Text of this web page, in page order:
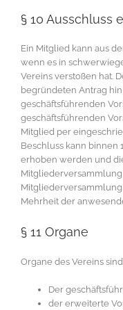
§ 10 Ausschluss
Ein Mitglied kann aus
wenn es in
Vereins verstoßen hat.
begründeten Antrag
geschäftsführenden
geschäftsführenden
Mitglied per
Beschluss kann binnen
erhoben werden und
Mehrheit der
§ 11 Organe
Organe des Vereins
Der
der erweiterte